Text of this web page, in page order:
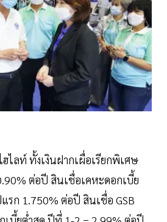
ไลท์ ทั้งเงินฝากเผื่อเรียกพิเศษ
ต่อปี สินเชื่อเคหะดอกเบี้ย
รก 1.750% ต่อปี สินเชื่อ GSB